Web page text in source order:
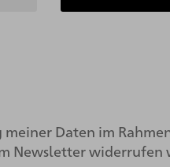
Daten im
Newsletter